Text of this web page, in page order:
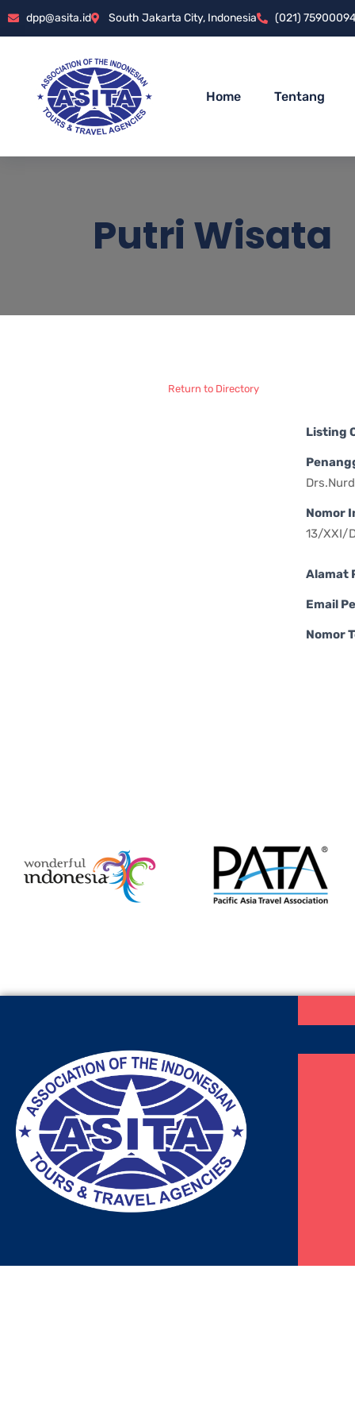
dpp@asita.id South Jakarta City, Indonesia (021)
Home Tentang
Putri Wisata
Return to Directory
Listing
Nomor
13/XXI/
Alamat
Email
Nomor